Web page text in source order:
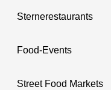
Sternerestaurants
Food-Events
Street Food Markets